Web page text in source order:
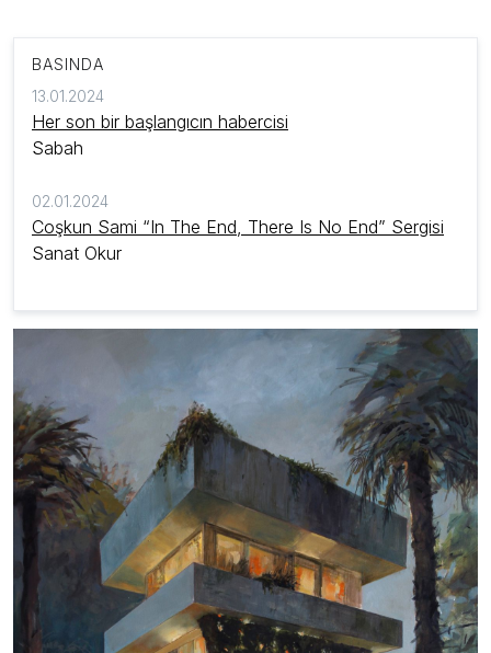
BASINDA
13.01.2024
Her son bir başlangıcın habercisi
Sabah
02.01.2024
Coşkun Sami “In The End, There Is No End” Sergisi
Sanat Okur